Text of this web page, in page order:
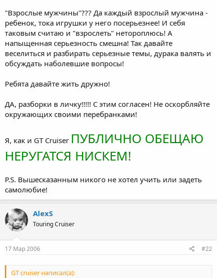
"Взрослые мужчины"??? Да каждый взрослый мужчина -
ребенок, тока игрушки у него посерьезнее! И себя
таковым считаю и "взрослеть" нетороплюсь! А
напыщенная серьезность смешна! Так давайте
веселиться и разбирать серьезные темы, дурака валять и
обсуждать наболевшие вопросы!
Ребята давайте жить дружно!
ДА, разборки в личку!!!!! С этим согласен! Не оскорбляйте
окружающих своими перебранками!
Я, как и GT Cruiser ПУБЛИЧНО ОБЕЩАЮ
НЕРУГАТСЯ НИСКЕМ!
P.S. Вышесказанным никого не хотел учить или задеть
самолюбие!
AlexS
Touring Cruiser
17 Мар 2006 #22
GT cruiser написал(а):